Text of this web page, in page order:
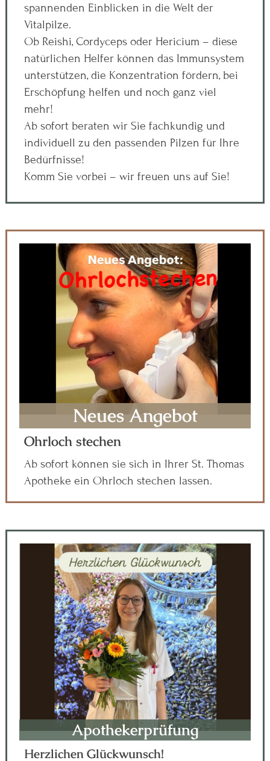
spannenden Einblicken in die Welt der
Vitalpilze.
Ob Reishi, Cordyceps oder Hericium – diese
natürlichen Helfer können das Immunsystem
unterstützen, die Konzentration fördern, bei
Erschöpfung helfen und noch ganz viel
mehr!
Ab sofort beraten wir Sie fachkundig und
individuell zu den passenden Pilzen für Ihre
Bedürfnisse!
Komm Sie vorbei – wir freuen uns auf Sie!
Neues Angebot
Ohrloch stechen
Ab sofort können sie sich in Ihrer St. Thomas
Apotheke ein Ohrloch stechen lassen.
Apothekerprüfung
Herzlichen Glückwunsch!